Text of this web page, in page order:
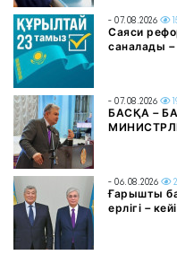
- 07.08.2026
Саяси
саналады –
- 07.08.2026
БАСҚА –
- 06.08.2026
Ғарышты
ерлігі –